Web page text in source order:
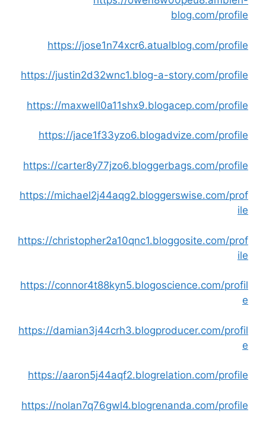
blog.com/profile
https://jose1n74xcr6.atualblog.com/profile
https://justin2d32wnc1.blog-a-story.com/profile
https://maxwell0a11shx9.blogacep.com/profile
https://jace1f33yzo6.blogadvize.com/profile
https://carter8y77jzo6.bloggerbags.com/profile
https://michael2j44aqg2.bloggerswise.com/prof
ile
https://christopher2a10qnc1.bloggosite.com/prof
ile
https://connor4t88kyn5.blogoscience.com/profil
e
https://damian3j44crh3.blogproducer.com/profil
e
https://aaron5j44aqf2.blogrelation.com/profile
https://nolan7q76gwl4.blogrenanda.com/profile